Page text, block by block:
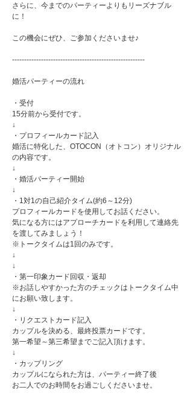
さらに、今までのパーティーよりもリーズナブル
に！
この機会にぜひ、ご参加くださいませ♪
-------------------------------------------------------
婚活パーティーの流れ
・受付
15分前から受付です。
↓
・プロフィールカード記入
婚活に特化した、OTOCON（オトコン）オリジナル
の内容です。
↓
・婚活パーティー開始
↓
・1対1の自己紹介タイム(約6～12分)
プロフィールカードを使用してお話ください。
気になる方にはアプローチカードを利用して連絡先
を渡してみましょう！
※トークタイムは1回のみです。
↓
↓
・第一印象カード回収・返却
※お話しやすかった方のチェックはトークタイム中
にお願い致します。
↓
・リクエストカード記入
カップルを決める、最終投票カードです。
第一希望～第三希望までご記入頂けます。
↓
・カップリング
カップルになられた方は、パーティー終了後
お二人でのお時間をお過ごしくださいませ。